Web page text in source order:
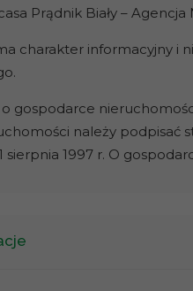
Prądnik Biały –
charakter informacyjny i
gospodarce
należy podpisać
sierpnia 1997 r. O